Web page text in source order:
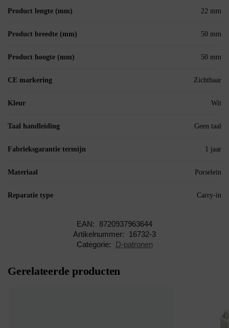
Product lengte (mm) 22 mm
Product breedte (mm) 50 mm
Product hoogte (mm) 50 mm
CE markering Zichtbaar
Kleur Wit
Taal handleiding Geen taal
Fabrieksgarantie termijn 1 jaar
Materiaal Porselein
Reparatie type Carry-in
EAN:
8720937963644
Artikelnummer:
16732-3
Categorie:
D-patronen
Gerelateerde producten